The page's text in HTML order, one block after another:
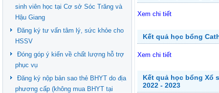
sinh viên học tại Cơ sở Sóc Trăng và
Hậu Giang
Đăng ký tư vấn tâm lý, sức khỏe cho
HSSV
Đóng góp ý kiến về chất lượng hỗ trợ
phục vụ
Đăng ký nộp bản sao thẻ BHYT do địa
phương cấp (không mua BHYT tại
Xem chi tiết
Kết quả học bổng
Xem chi tiết
Kết quả học bổng Xổ
2022 - 2023